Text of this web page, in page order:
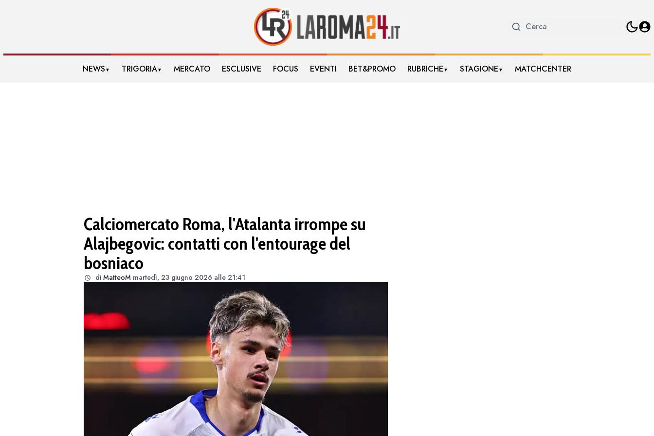
NEWS ▼ TRIGORIA▼ MERCATO ESCLUSIVE FOCUS EVENTI BET&PROMO RUBRICHE ▼ STAGIONE ▼ MATCHCENTER
Calciomercato Roma, l'Atalanta irrompe su
Alajbegovic: contatti con l'entourage del
bosniaco
di MatteoM martedì, 23 giugno 2026 alle 21:41